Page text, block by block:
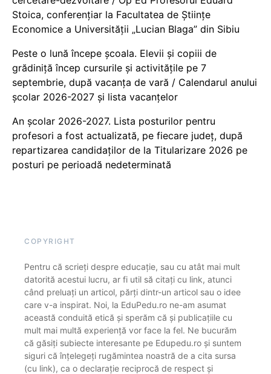
Stoica, conferențiar la Facultatea de Științe
Economice a Universității „Lucian Blaga” din Sibiu
Peste o lună începe școala. Elevii și copiii de
grădiniță încep cursurile și activitățile pe 7
septembrie, după vacanța de vară / Calendarul anului
școlar 2026-2027 și lista vacanțelor
An școlar 2026-2027. Lista posturilor pentru
profesori a fost actualizată, pe fiecare județ, după
repartizarea candidaților de la Titularizare 2026 pe
posturi pe perioadă nedeterminată
COPYRIGHT
Pentru că scrieți despre educație, sau cu atât mai mult
datorită acestui lucru, ar fi util să citați cu link, atunci
când preluați un articol, părți dintr-un articol sau o idee
care v-a inspirat. Noi, la EduPedu.ro ne-am asumat
această conduită etică și sperăm că și publicațiile cu
mult mai multă experiență vor face la fel. Ne bucurăm
că găsiți subiecte interesante pe Edupedu.ro și suntem
siguri că înțelegeți rugămintea noastră de a cita sursa
(cu link), ca o declarație reciprocă de respect și